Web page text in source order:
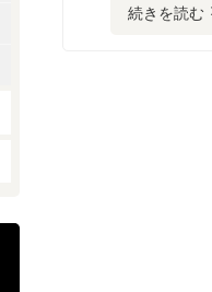
続きを読む